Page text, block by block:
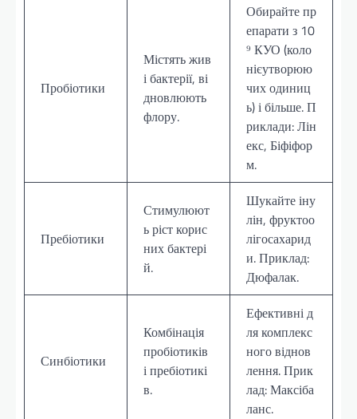
Пробіотики
Містять жив
і бактерії, ві
дновлюють
флору.
Обирайте пр
епарати з 10
⁹ КУО (коло
нієутворюю
чих одиниц
ь) і більше. П
риклади: Лін
екс, Біфіфор
м.
Пребіотики
Стимулюют
ь ріст корис
них бактері
й.
Шукайте іну
лін, фруктоо
лігосахарид
и. Приклад:
Дюфалак.
Синбіотики
Комбінація
пробіотиків
і пребіотикі
в.
Ефективні д
ля комплекс
ного віднов
лення. Прик
лад: Максіба
ланс.